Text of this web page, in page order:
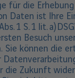
für die
Daten ist Ihre
1 S. 1 lit. a)
Besuch
Sie können die
die Zukunft